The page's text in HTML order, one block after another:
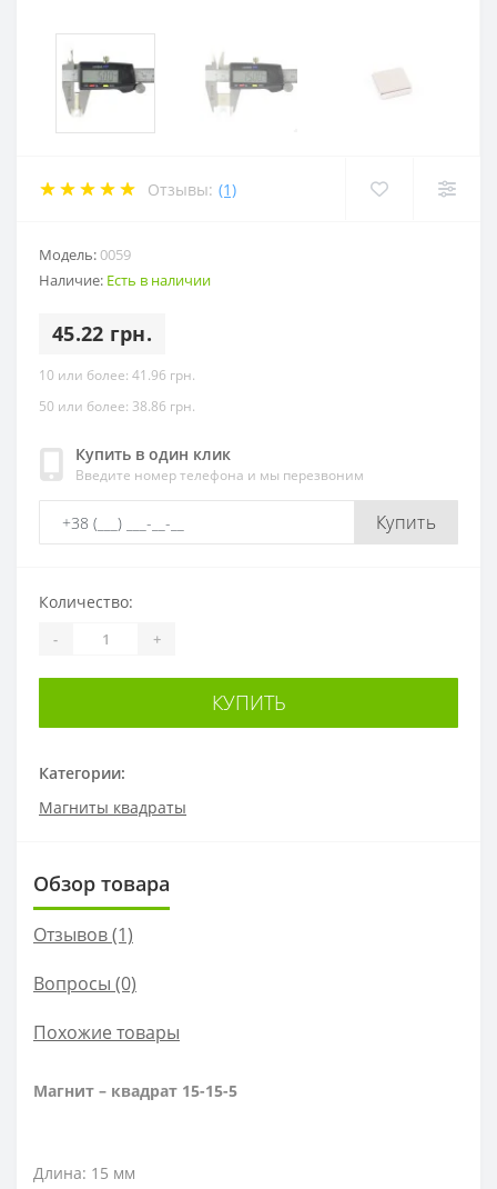
Отзывы: (1)
Модель:0059
Наличие: Есть в наличии
45.22 грн.
10 или более: 41.96 грн.
50 или более: 38.86 грн.
Купить в один клик
Введите номер телефона и мы перезвоним
Купить
Категории:
Магниты квадраты
Количество:
- +
КУПИТЬ
Обзор товара
Отзывов (1)
Вопросы (0)
Похожие товары
Магнит – квадрат 15-15-5
Длина: 15 мм